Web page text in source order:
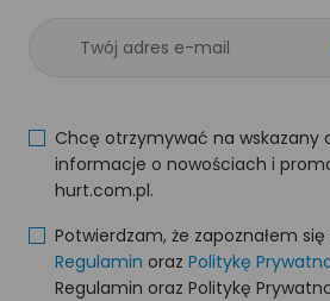
Chcę otrzymywać na wskazany
informacje o nowościach i
hurt.com.pl.
Potwierdzam, że zapoznałem
Regulamin oraz Politykę
Regulamin oraz Politykę